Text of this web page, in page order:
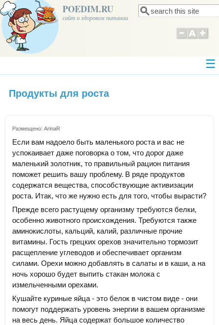
POEDIM.RU
сайт о здоровом питании Форма поиска
Поиск
Продукты для роста
Размещено: ArinaR
Если вам надоело быть маленького роста и вас не
успокаивает даже поговорка о том, что дорог даже
маленький золотник, то правильный рацион питания
поможет решить вашу проблему. В ряде продуктов
содержатся вещества, способствующие активизации
роста. Итак, что же нужно есть для того, чтобы вырасти?
Прежде всего растущему организму требуются белки,
особенно животного происхождения. Требуются также
аминокислоты, кальций, калий, различные прочие
витамины. Гость грецких орехов значительно тормозит
расщепление углеводов и обеспечивает организм
силами. Орехи можно добавлять в салаты и в каши, а на
ночь хорошо будет выпить стакан молока с
измельченными орехами.
Кушайте куриные яйца - это белок в чистом виде - они
помогут поддержать уровень энергии в вашем организме
на весь день. Яйца содержат большое количество